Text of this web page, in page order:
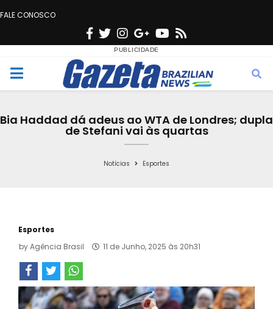
FALE CONOSCO
F
c
e
o
T
w
i
t
e
n
s
t
g
r
a
G
o
o
g
e
Y
u
t
b
s
M
Bia Haddad dá adeus ao WTA de Londres; dupla
de Stefani vai às quartas
Notícias Esportes
Esportes
byAgência Brasil 11 de Junho, 2025 às 20h31